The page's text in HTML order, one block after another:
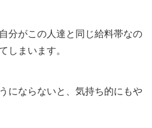
分がこの人達と同じ給料帯なの
しまいます。
にならないと、気持ち的にもや